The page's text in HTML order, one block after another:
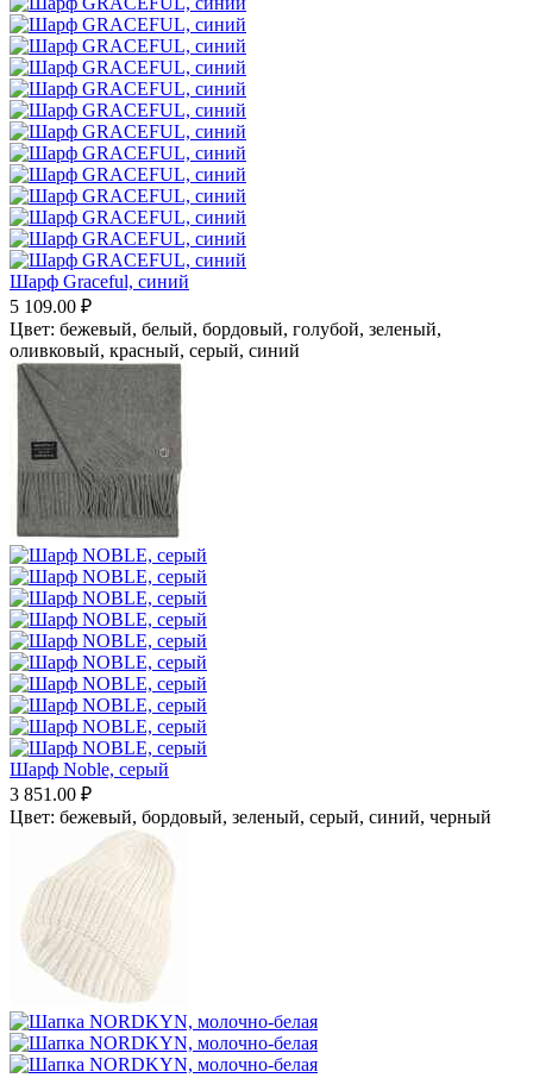
Шарф Graceful, синий
5 109.00 ₽
Цвет: бежевый, белый, бордовый, голубой, зеленый,
оливковый, красный, серый, синий
Шарф Noble, серый
3 851.00 ₽
Цвет: бежевый, бордовый, зеленый, серый, синий, черный